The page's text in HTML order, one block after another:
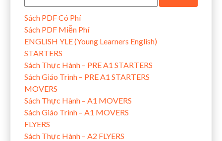
Sách PDF Có Phí
Sách PDF Miễn Phí
ENGLISH YLE (Young Learners English)
STARTERS
Sách Thực Hành – PRE A1 STARTERS
Sách Giáo Trình – PRE A1 STARTERS
MOVERS
Sách Thực Hành – A1 MOVERS
Sách Giáo Trình – A1 MOVERS
FLYERS
Sách Thực Hành – A2 FLYERS